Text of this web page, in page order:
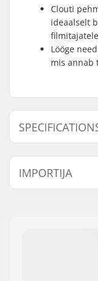
Clouti
ideaalselt
filmitajatele
Lööge
mis annab
Ratta läbimõõt:
Ratta kõvadus:
IMPORTIJA